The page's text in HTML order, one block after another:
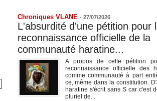
Chroniques VLANE - 27/07/2026
L'absurdité d'une pétition pour
reconnaissance officielle de la
communauté haratine...
A propos de cette pétition
reconnaissance officielle des
comme communauté à part
ce, même dans la constitution.
haratine s'écrit sans S car c'est
pluriel de...